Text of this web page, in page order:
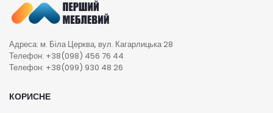
Адреса: м. Біла Церква, вул. Кагарлицька 28
Телефон: +38(098) 456 76 44
Телефон: +38(099) 930 48 26
КОРИСНЕ